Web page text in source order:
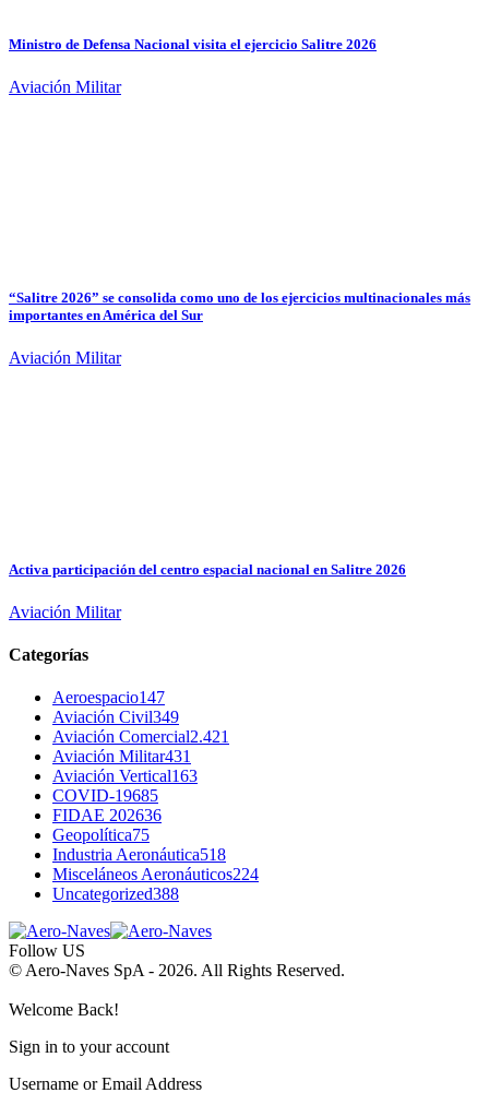
Ministro de Defensa Nacional visita el ejercicio Salitre 2026
Aviación Militar
“Salitre 2026” se consolida como uno de los ejercicios multinacionales más
importantes en América del Sur
Aviación Militar
Activa participación del centro espacial nacional en Salitre 2026
Aviación Militar
Categorías
Aeroespacio147
Aviación Civil349
Aviación Comercial2.421
Aviación Militar431
Aviación Vertical163
COVID-19685
FIDAE 202636
Geopolítica75
Industria Aeronáutica518
Misceláneos Aeronáuticos224
Uncategorized388
Follow US
© Aero-Naves SpA - 2026. All Rights Reserved.
Welcome Back!
Sign in to your account
Username or Email Address